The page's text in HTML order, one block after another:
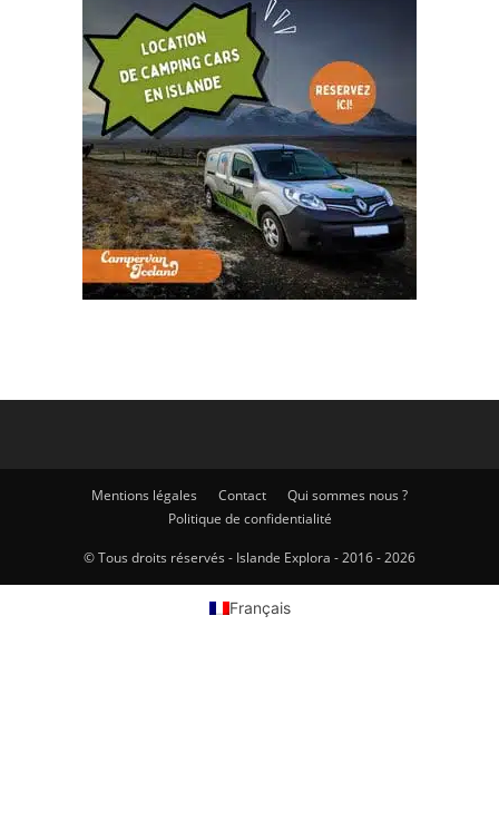
Mentions légales Contact
Qui sommes nous ?
Politique de confidentialité
© Tous droits réservés - Islande Explora - 2016 - 2026
Français